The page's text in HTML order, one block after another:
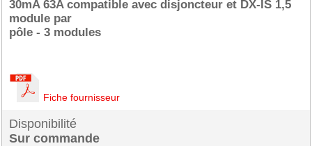
30mA 63A compatible avec disjoncteur et DX-IS 1,5
module par
pôle - 3 modules
Fiche fournisseur
Disponibilité
Sur commande